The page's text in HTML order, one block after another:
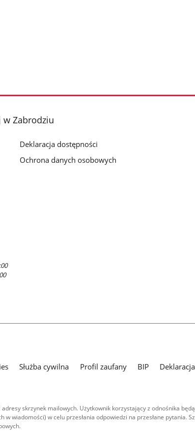
w Zabrodziu
Deklaracja dostępności
Ochrona danych osobowych
Służba cywilna Profil zaufany BIP
skrzynek mailowych. Użytkownik korzystający z odnośnika
wiadomości) w celu przesłania odpowiedzi na przesłane pytania.